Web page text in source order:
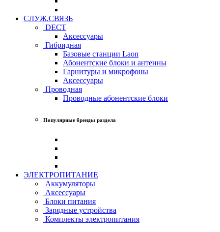
СЛУЖ.СВЯЗЬ
DECT
Аксессуары
Гибридная
Базовые станции Laon
Абонентские блоки и антенны
Гарнитуры и микрофоны
Аксессуары
Проводная
Проводные абонентские блоки
Популярные бренды раздела
ЭЛЕКТРОПИТАНИЕ
Аккумуляторы
Аксессуары
Блоки питания
Зарядные устройства
Комплекты электропитания